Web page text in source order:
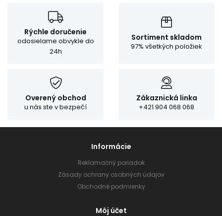
Rýchle doručenie
odosielame obvykle do
24h
Sortiment skladom
97% všetkých položiek
Overený obchod
u nás ste v bezpečí
Zákaznická linka
+421 904 068 068
Informácie
Reklamačný poriadok
Zásady ochrany osobných údajov
Obchodné podmienky
Môj účet